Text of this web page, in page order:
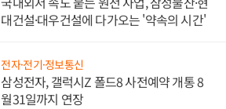
대건설·대우건설에 다가오는 '약속의 시간'
전자·전기·정보통신
삼성전자, 갤럭시Z 폴드8 사전예약 개통 8
월31일까지 연장